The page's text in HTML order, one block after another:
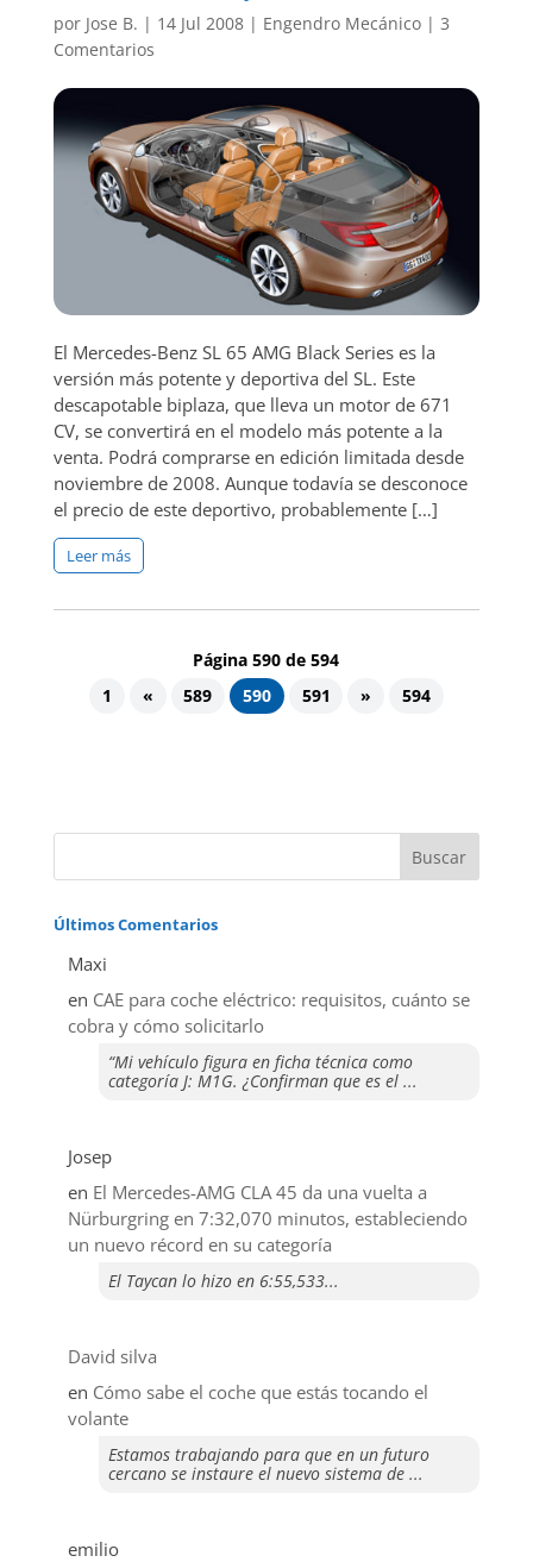
por Jose B. | 14 Jul 2008| Engendro Mecánico| 3
Comentarios
El Mercedes-Benz SL 65 AMG Black Series es la
versión más potente y deportiva del SL. Este
descapotable biplaza, que lleva un motor de 671
CV, se convertirá en el modelo más potente a la
venta. Podrá comprarse en edición limitada desde
noviembre de 2008. Aunque todavía se desconoce
el precio de este deportivo, probablemente […]
Leer más
Página 590 de 594
1
« 589 590 591 » 594
Últimos Comentarios
Maxi
en CAE para coche eléctrico: requisitos, cuánto se
cobra y cómo solicitarlo
“Mi vehículo figura en ficha técnica como
categoría J: M1G. ¿Confirman que es el ...
Josep
en El Mercedes-AMG CLA 45 da una vuelta a
Nürburgring en 7:32,070 minutos, estableciendo
un nuevo récord en su categoría
El Taycan lo hizo en 6:55,533...
David silva
en ​Cómo sabe el coche que estás tocando el
volante
Estamos trabajando para que en un futuro
cercano se instaure el nuevo sistema de ...
emilio